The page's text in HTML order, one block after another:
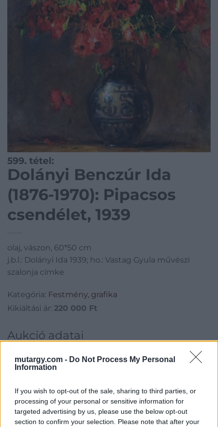
mutargy.com - Do Not Process My Personal
Information
If you wish to opt-out of the sale, sharing to third parties, or
processing of your personal or sensitive information for
targeted advertising by us, please use the below opt-out
section to confirm your selection. Please note that after your
599. tétel:
Dolányi Benczúr Ida
(1876-1970): Pipacsos
csendélet, 1939
olaj, vászon, 60*50 cm
j.b.l.: Dolányi Ida 1939; ho.: Vastag Gyula művészi
szalonja címke
Kategória: Festmény, grafika
Kikiáltási ár: 220 000 Ft
Aukció adatai
Aukció dátuma: 2016.12.14
Aukció helye: Budapest, Balaton utca 8.
Tételszám: 599